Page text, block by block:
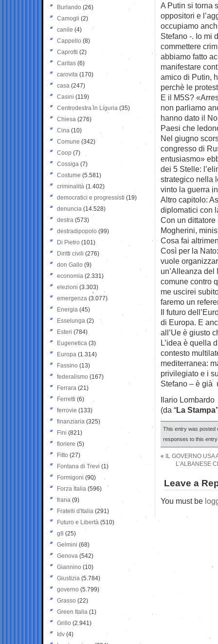
A Putin si torna
oppositori e
occupiamo
Stefano -. Io mi
commettere
abbiamo fatto
manifestare
amico di Putin,
perchè le
E il M5S?
non parliamo
hanno dato il
Paesi che
Nel giugno
congresso di
entusiasmo»
dei 5 Stelle:
strategico nella
vinto la guerra
Altro capitolo:
diplomatici con
Con un
Mogherini,
Cosa fai
Così per la
vuole
un’Alleanza
comune contro
me uscirei
faremo un
Il futuro
di Europa. E
all’Ue è giusto
L’idea è quella
contesto
mediterranea:
privilegiato e i
Stefano – è già
Ilario Lombardo
(da “La
This entry was posted
responses to this
«
IL GOVERNO USA
L’ALBANESE
Leave a
You must be
Burlando (26)
Camogli (2)
canile (4)
Cappello (8)
Caprotti (2)
Caritas (6)
carovita (170)
casa (247)
Casini (119)
Centrodestra in Liguria (35)
Chiesa (276)
Cina (10)
Comune (342)
Coop (7)
Cossiga (7)
Costume (5.581)
criminalità (1.402)
democratici e progressisti (19)
denuncia (14.528)
destra (573)
destradipopolo (99)
Di Pietro (101)
Diritti civili (276)
don Gallo (9)
economia (2.331)
elezioni (3.303)
emergenza (3.077)
Energia (45)
Esselunga (2)
Esteri (784)
Eugenetica (3)
Europa (1.314)
Fassino (13)
federalismo (167)
Ferrara (21)
Ferretti (6)
ferrovie (133)
finanziaria (325)
Fini (821)
fioriere (5)
Fitto (27)
Fontana di Trevi (1)
Formigoni (90)
Forza Italia (596)
frana (9)
Fratelli d'Italia (291)
Futuro e Libertà (510)
g8 (25)
Gelmini (68)
Genova (542)
Giannino (10)
Giustizia (5.784)
governo (5.799)
Grasso (22)
Green Italia (1)
Grillo (2.941)
Idv (4)